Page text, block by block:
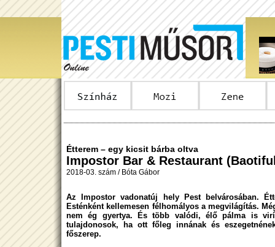
Étterem – egy kicsit bárba oltva
Impostor Bar & Restaurant
2018-03. szám / Bóta Gábor
Az Impostor vadonatúj hely Pest bel­városá­ban.
Esténként kellemesen félhomályos a megvilágítás.
nem ég gyertya. És több valódi, élő pálma is
tulajdonosok, ha ott főleg innának és
főszerep.